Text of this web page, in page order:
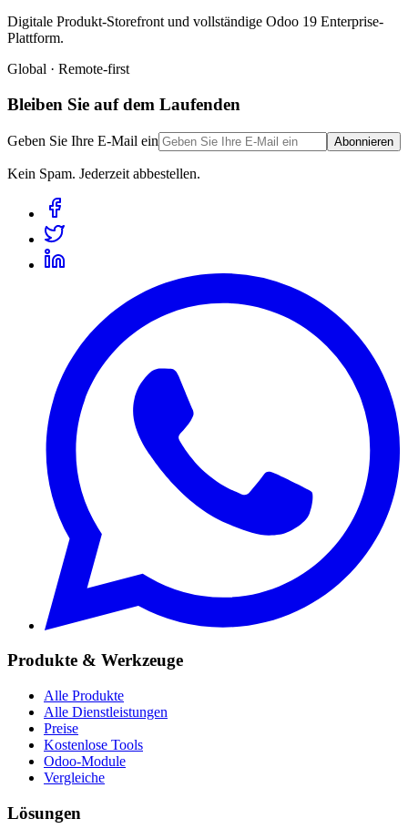
Digitale Produkt-Storefront und vollständige Odoo 19 Enterprise-
Plattform.
Global · Remote-first
Bleiben Sie auf dem Laufenden
Geben Sie Ihre E-Mail ein Abonnieren
Kein Spam. Jederzeit abbestellen.
Produkte & Werkzeuge
Alle Produkte
Alle Dienstleistungen
Preise
Kostenlose Tools
Odoo-Module
Vergleiche
Lösungen